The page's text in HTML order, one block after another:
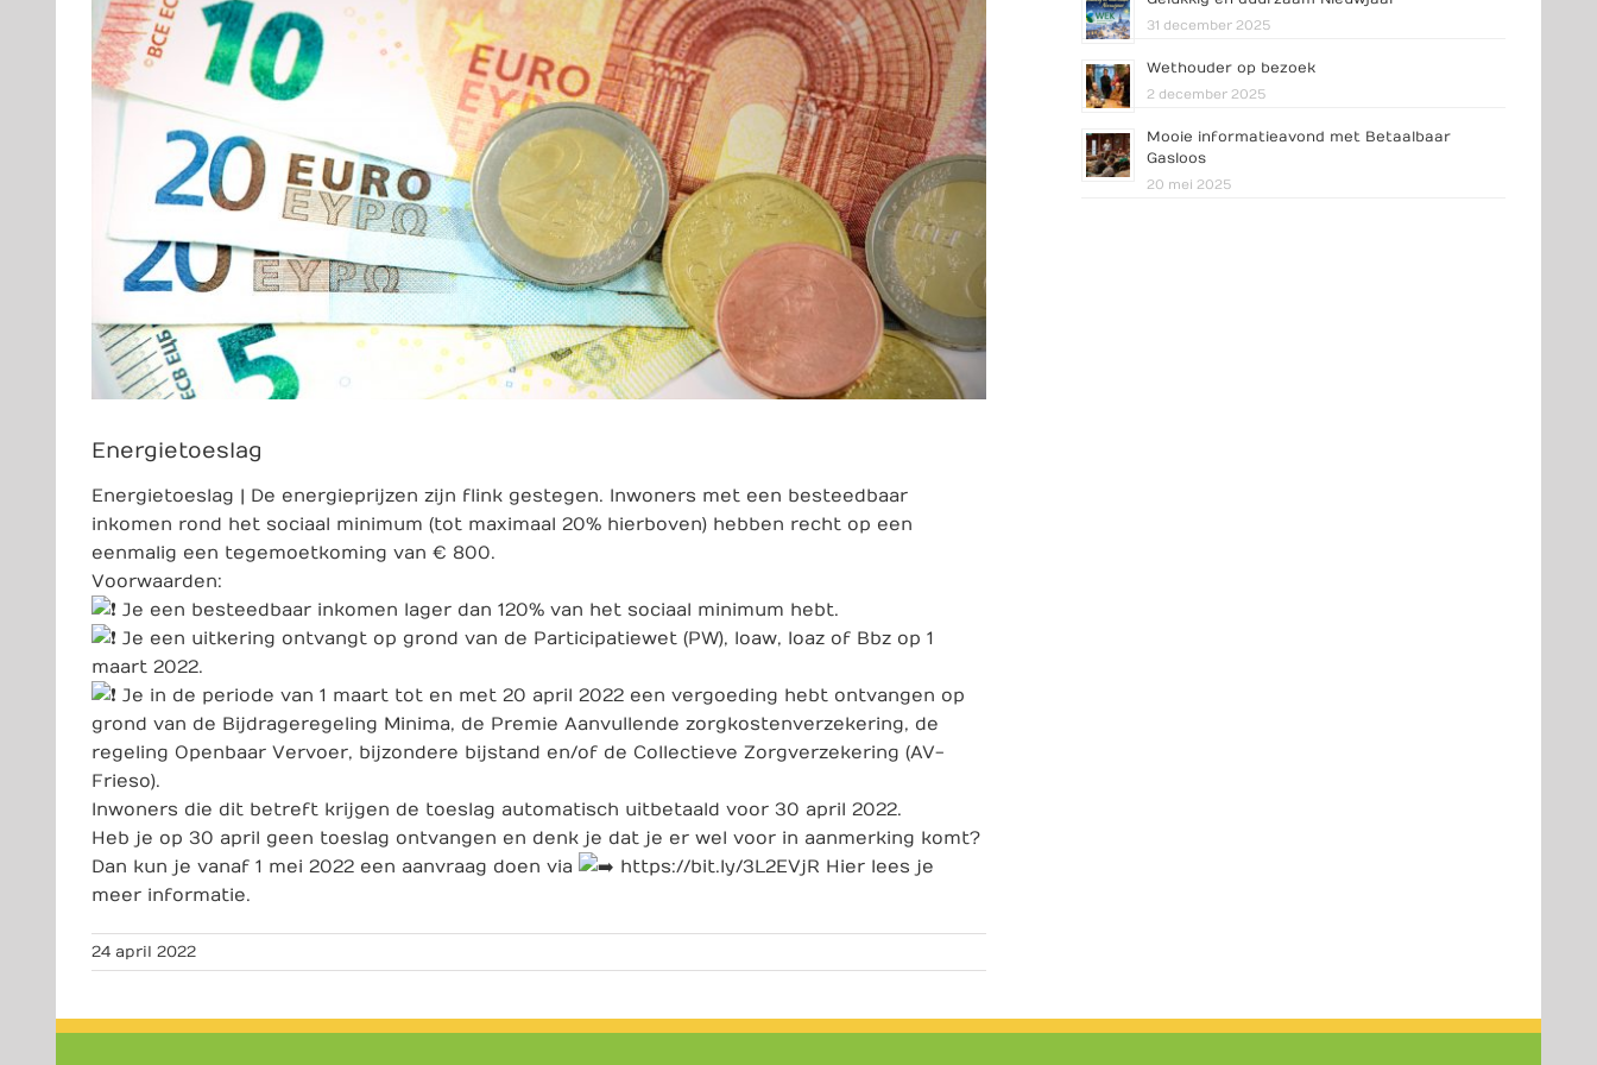
Energietoeslag
Energietoeslag | De energieprijzen zijn flink gestegen. Inwoners met een besteedbaar
inkomen rond het sociaal minimum (tot maximaal 20% hierboven) hebben recht op een
eenmalig een tegemoetkoming van € 800.
Voorwaarden:
Je een besteedbaar inkomen lager dan 120% van het sociaal minimum hebt.
Je een uitkering ontvangt op grond van de Participatiewet (PW), Ioaw, Ioaz of Bbz op 1
maart 2022.
Je in de periode van 1 maart tot en met 20 april 2022 een vergoeding hebt ontvangen op
grond van de Bijdrageregeling Minima, de Premie Aanvullende zorgkostenverzekering, de
regeling Openbaar Vervoer, bijzondere bijstand en/of de Collectieve Zorgverzekering (AV-
Frieso).
Inwoners die dit betreft krijgen de toeslag automatisch uitbetaald voor 30 april 2022.
Heb je op 30 april geen toeslag ontvangen en denk je dat je er wel voor in aanmerking komt?
Dan kun je vanaf 1 mei 2022 een aanvraag doen via
https://bit.ly/3L2EVjR Hier lees je
meer informatie.
24 april 2022
31 december 2025
Wethouder op bezoek
2 december 2025
Mooie informatieavond met Betaalbaar
Gasloos
20 mei 2025